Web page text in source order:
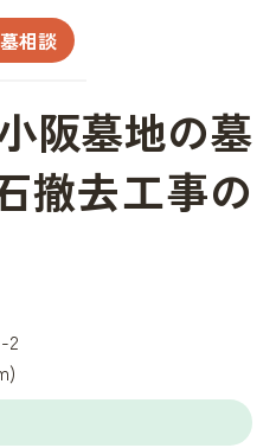
相談
阪墓地の墓
撤去工事の
2